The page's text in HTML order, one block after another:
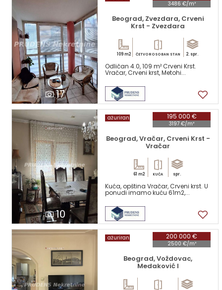
17
3486 €/m²
Beograd, Zvezdara, Crveni
Krst - Zvezdara
109 m2 ČETVOROSOBAN STAN 2. spr.
Odličan 4.0, 109 m² Crveni Krst.
Vračar, Crveni krst, Metohi...
10
195 000 €
3197 €/m²
ažuriran
Beograd, Vračar, Crveni Krst -
Vračar
61 m2 KUĆA spr.
Kuća, opština Vračar, Crveni krst. U
ponudi imamo kuću 61m2,...
200 000 €
2500 €/m²
ažuriran
Beograd, Voždovac,
Medaković I